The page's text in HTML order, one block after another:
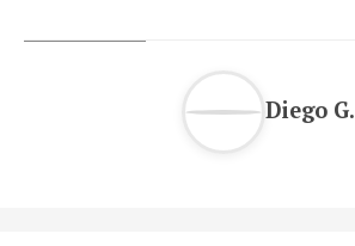
Diego G.